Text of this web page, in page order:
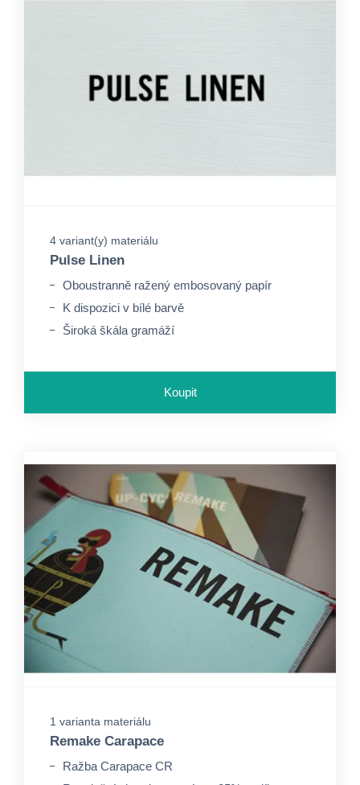
4 variant(y) materiálu
Pulse Linen
Oboustranně ražený embosovaný papír
K dispozici v bílé barvě
Široká škála gramáží
Koupit
1 varianta materiálu
Remake Carapace
Ražba Carapace CR